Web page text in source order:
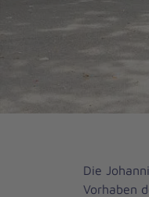
Die
Vorhaben